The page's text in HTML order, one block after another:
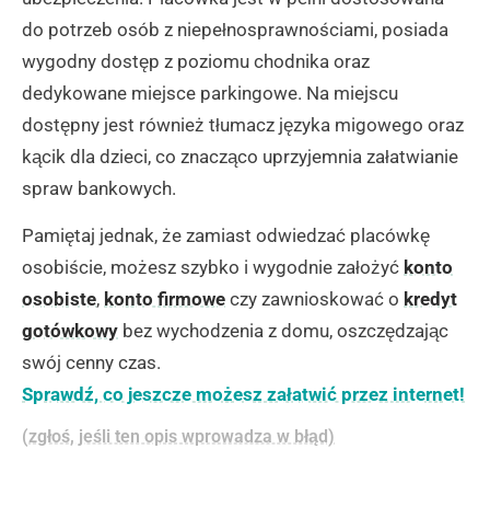
do potrzeb osób z niepełnosprawnościami, posiada
wygodny dostęp z poziomu chodnika oraz
dedykowane miejsce parkingowe. Na miejscu
dostępny jest również tłumacz języka migowego oraz
kącik dla dzieci, co znacząco uprzyjemnia załatwianie
spraw bankowych.
Pamiętaj jednak, że zamiast odwiedzać placówkę
osobiście, możesz szybko i wygodnie założyć konto
osobiste, konto firmowe czy zawnioskować o kredyt
gotówkowy bez wychodzenia z domu, oszczędzając
swój cenny czas.
Sprawdź, co jeszcze możesz załatwić przez internet!
(zgłoś, jeśli ten opis wprowadza w błąd)